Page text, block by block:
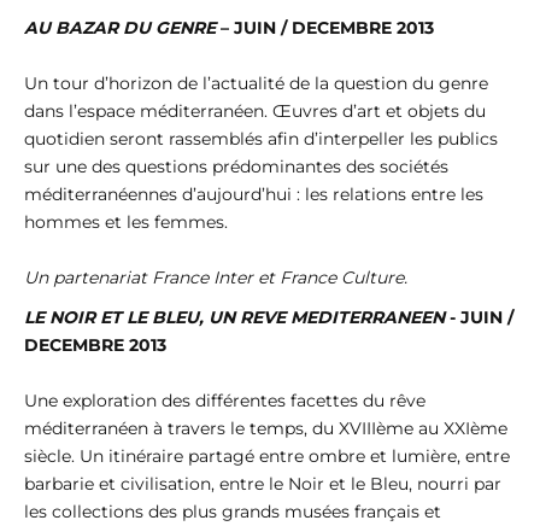
AU BAZAR DU GENRE– JUIN / DECEMBRE 2013
Un tour d’horizon de l’actualité de la question du genre
dans l’espace méditerranéen. Œuvres d’art et objets du
quotidien seront rassemblés afin d’interpeller les publics
sur une des questions prédominantes des sociétés
méditerranéennes d’aujourd’hui : les relations entre les
hommes et les femmes.
Un partenariat France Inter et France Culture.
LE NOIR ET LE BLEU, UN REVE MEDITERRANEEN- JUIN /
DECEMBRE 2013
Une exploration des différentes facettes du rêve
méditerranéen à travers le temps, du XVIIIème au XXIème
siècle. Un itinéraire partagé entre ombre et lumière, entre
barbarie et civilisation, entre le Noir et le Bleu, nourri par
les collections des plus grands musées français et